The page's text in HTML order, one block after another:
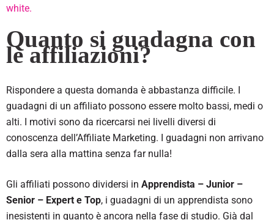
white.
Quanto si guadagna con
le affiliazioni?
Rispondere a questa domanda è abbastanza difficile. I
guadagni di un affiliato possono essere molto bassi, medi o
alti. I motivi sono da ricercarsi nei livelli diversi di
conoscenza dell’Affiliate Marketing. I guadagni non arrivano
dalla sera alla mattina senza far nulla!
Gli affiliati possono dividersi in Apprendista – Junior –
Senior – Expert e Top, i guadagni di un apprendista sono
inesistenti in quanto è ancora nella fase di studio. Già dal